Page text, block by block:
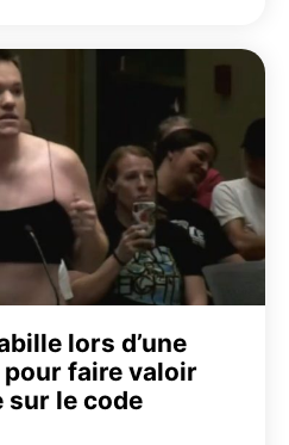
lors d’une
faire valoir
sur le code